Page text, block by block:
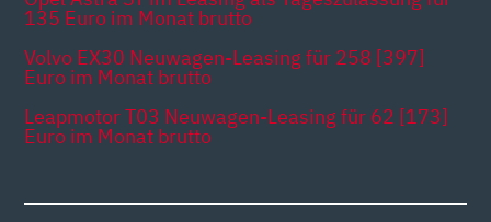
135 Euro im Monat brutto
Volvo EX30 Neuwagen-Leasing für 258 [397]
Euro im Monat brutto
Leapmotor T03 Neuwagen-Leasing für 62 [173]
Euro im Monat brutto